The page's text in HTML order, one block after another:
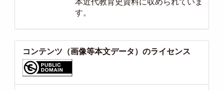
す。
コンテンツ（画像等本文データ）のライセンス